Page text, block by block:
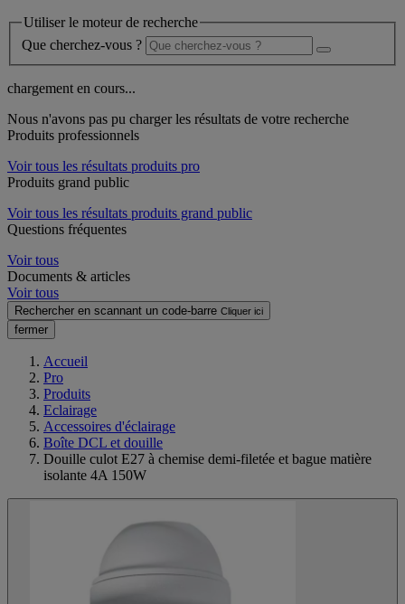
Utiliser le moteur de recherche
Que cherchez-vous ?
chargement en cours...
Nous n'avons pas pu charger les résultats de votre recherche
Produits professionnels
Voir tous les résultats produits pro
Produits grand public
Voir tous les résultats produits grand public
Questions fréquentes
Voir tous
Documents & articles
Voir tous
Rechercher en scannant un code-barre Cliquer ici
fermer
Accueil
Pro
Produits
Eclairage
Accessoires d'éclairage
Boîte DCL et douille
Douille culot E27 à chemise demi-filetée et bague matière
isolante 4A 150W